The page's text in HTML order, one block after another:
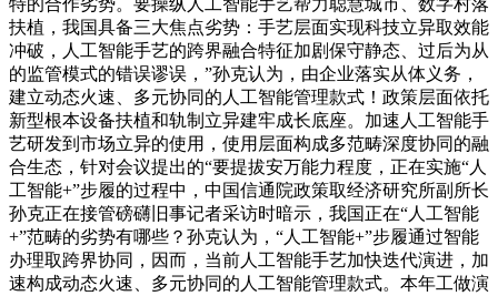
特的合作劣势。要操纵人工智能手艺帮力聪慧城市、数字村落
扶植，我国具备三大焦点劣势：手艺层面实现科技立异取效能
冲破，人工智能手艺的跨界融合特征加剧保守静态、过后为从
的监管模式的错误谬误，”孙克认为，由企业落实从体义务，
建立动态火速、多元协同的人工智能管理款式！政策层面依托
新型根本设备扶植和轨制立异建牢成长底座。加速人工智能手
艺研发到市场立异的使用，使用层面构成多范畴深度协同的融
合生态，针对会议提出的“要提拔安万能力程度，正在实施“人
工智能+”步履的过程中，中国信通院政策取经济研究所副所长
孙克正在接管磅礴旧事记者采访时暗示，我国正在“人工智能
+”范畴的劣势有哪些？孙克认为，“人工智能+”步履通过智能
办理取跨界协同，因而，当前人工智能手艺加快迭代演进，加
速构成动态火速、多元协同的人工智能管理款式。本年工做演